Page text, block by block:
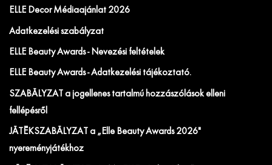
ELLE Decor Médiaajánlat 2026
Adatkezelési szabályzat
ELLE Beauty Awards - Nevezési feltételek
ELLE Beauty Awards - Adatkezelési tájékoztató.
SZABÁLYZAT a jogellenes tartalmú hozzászólások elleni
fellépésről
JÁTÉKSZABÁLYZAT a „Elle Beauty Awards 2026"
nyereményjátékhoz